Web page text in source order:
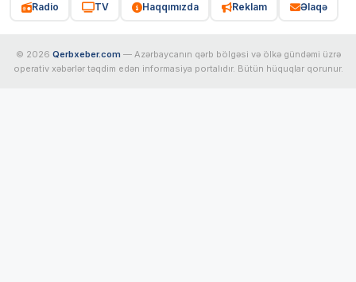
Radio TV Haqqımızda Reklam Əlaqə
© 2026 Qerbxeber.com — Azərbaycanın qərb bölgəsi və ölkə gündəmi üzrə
operativ xəbərlər təqdim edən informasiya portalıdır. Bütün hüquqlar qorunur.